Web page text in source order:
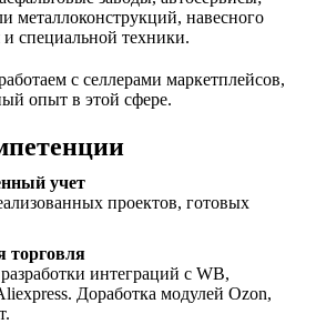
металлоконструкций, навесного
и специальной техники.
с селлерами маркетплейсов,
опыт в этой сфере.
учет
проектов, готовых
торговля
интеграций с WB,
Доработка модулей Ozon,